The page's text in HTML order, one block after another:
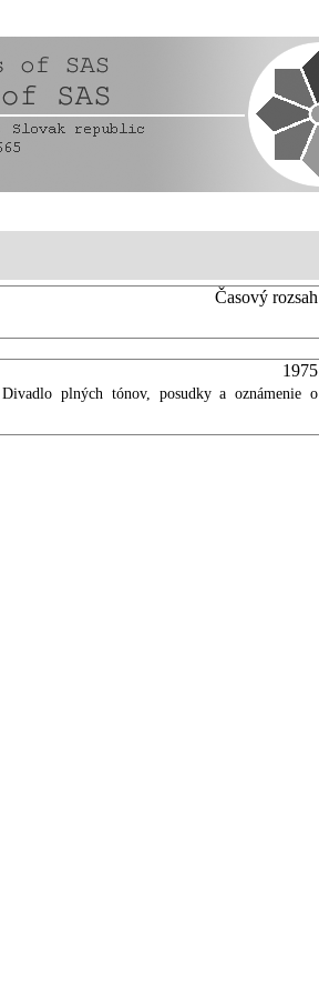
Časový rozsah
1975
plných tónov, posudky a oznámenie o